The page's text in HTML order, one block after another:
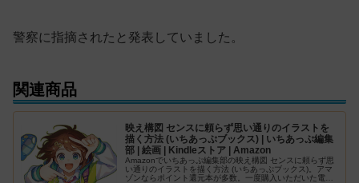
警察に指摘されたと発表していました。
関連商品
映え構図 センスに頼らず思い通りのイラストを
描く方法 (いちあっぷブックス) | いちあっぷ編集
部 | 絵画 | Kindleストア | Amazon
Amazonでいちあっぷ編集部の映え構図 センスに頼らず思
い通りのイラストを描く方法 (いちあっぷブックス)。アマ
ゾンならポイント還元本が多数。一度購入いただいた電子